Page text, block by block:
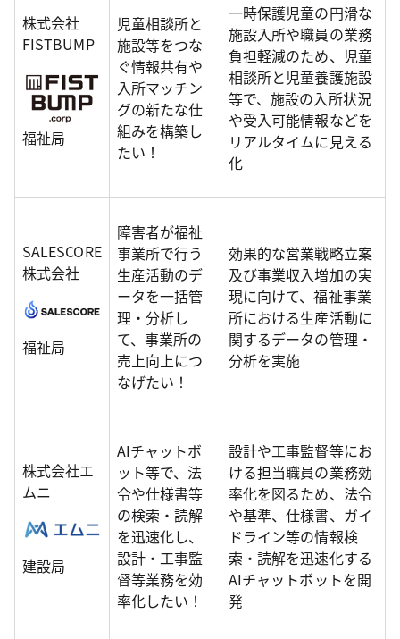
株式会社
FISTBUMP
福祉局
児童相談所と
施設等をつな
ぐ情報共有や
入所マッチン
グの新たな仕
組みを構築し
たい！
一時保護児童の円滑な
施設入所や職員の業務
負担軽減のため、児童
相談所と児童養護施設
等で、施設の入所状況
や受入可能情報などを
リアルタイムに見える
化
SALESCORE
株式会社
福祉局
障害者が福祉
事業所で行う
生産活動のデ
ータを一括管
理・分析し
て、事業所の
売上向上につ
なげたい！
効果的な営業戦略立案
及び事業収入増加の実
現に向けて、福祉事業
所における生産活動に
関するデータの管理・
分析を実施
株式会社エ
ムニ
建設局
AIチャットボ
ット等で、法
令や仕様書等
の検索・読解
を迅速化し、
設計・工事監
督等業務を効
率化したい！
設計や工事監督等にお
ける担当職員の業務効
率化を図るため、法令
や基準、仕様書、ガイ
ドライン等の情報検
索・読解を迅速化する
AIチャットボットを開
発